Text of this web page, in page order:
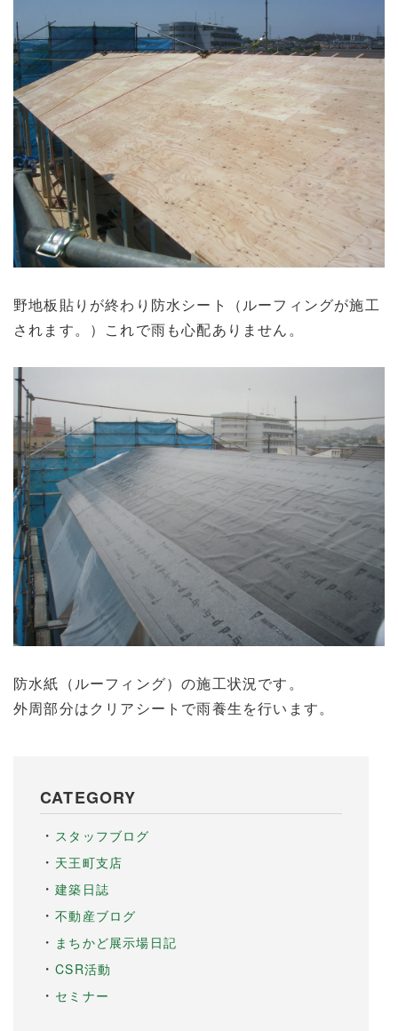
野地板貼りが終わり防水シート（ルーフィングが施工
されます。）これで雨も心配ありません。
防水紙（ルーフィング）の施工状況です。
外周部分はクリアシートで雨養生を行います。
CATEGORY
スタッフブログ
天王町支店
建築日誌
不動産ブログ
まちかど展示場日記
CSR活動
セミナー